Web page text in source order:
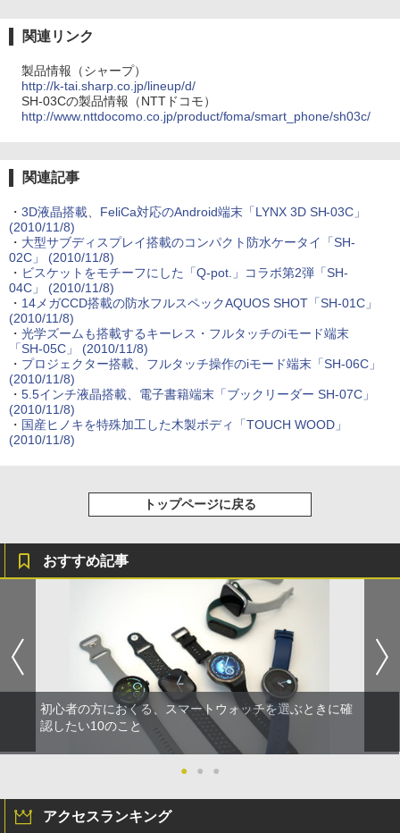
関連リンク
製品情報（シャープ）
http://k-tai.sharp.co.jp/lineup/d/
SH-03Cの製品情報（NTTドコモ）
http://www.nttdocomo.co.jp/product/foma/smart_phone/sh03c/
関連記事
・ 3D液晶搭載、FeliCa対応のAndroid端末「LYNX 3D SH-03C」
(2010/11/8)
・ 大型サブディスプレイ搭載のコンパクト防水ケータイ「SH-
02C」
(2010/11/8)
・ ビスケットをモチーフにした「Q-pot.」コラボ第2弾「SH-
04C」
(2010/11/8)
・ 14メガCCD搭載の防水フルスペックAQUOS SHOT「SH-01C」
(2010/11/8)
・ 光学ズームも搭載するキーレス・フルタッチのiモード端末
「SH-05C」
(2010/11/8)
・ プロジェクター搭載、フルタッチ操作のiモード端末「SH-06C」
(2010/11/8)
・ 5.5インチ液晶搭載、電子書籍端末「ブックリーダー SH-07C」
(2010/11/8)
・ 国産ヒノキを特殊加工した木製ボディ「TOUCH WOOD」
(2010/11/8)
トップページに戻る
おすすめ記事
初心者の方におくる、スマートウォッチを選ぶときに確
認したい10のこと
● ● ●
アクセスランキング